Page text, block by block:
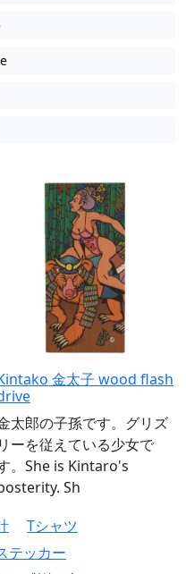
金太子 wood flash
太郎の子孫です。グリズ
リーを従えている少女で
。She is Kintaro's
Sh
Tシャツ
テッカー